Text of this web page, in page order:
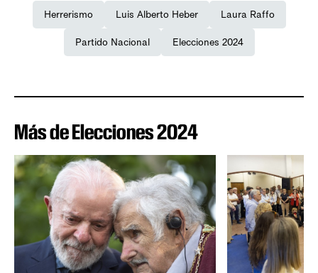
Herrerismo Luis Alberto Heber Laura Raffo
Partido Nacional Elecciones 2024
Más de Elecciones 2024